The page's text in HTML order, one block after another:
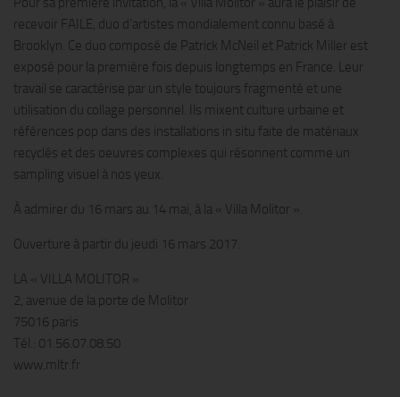
recevoir FAILE, duo d’artistes mondialement connu basé à
Brooklyn. Ce duo composé de Patrick McNeil et Patrick Miller est
exposé pour la première fois depuis longtemps en France. Leur
travail se caractérise par un style toujours fragmenté et une
utilisation du collage personnel. Ils mixent culture urbaine et
références pop dans des installations in situ faite de matériaux
recyclés et des oeuvres complexes qui résonnent comme un
sampling visuel à nos yeux.
À admirer du 16 mars au 14 mai, à la « Villa Molitor ».
Ouverture à partir du jeudi 16 mars 2017.
LA « VILLA MOLITOR »
2, avenue de la porte de Molitor
75016 paris
Tél.: 01.56.07.08.50
www.mltr.fr